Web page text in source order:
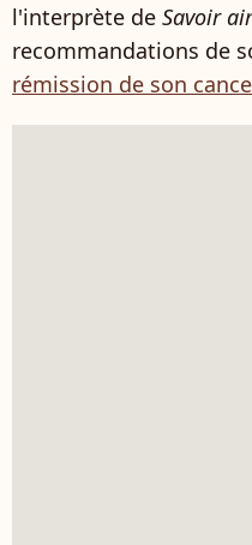
l'interprète de Savoir
recommandations de
rémission de son